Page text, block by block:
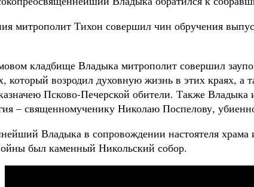
митрополит Тихон совершил чин обручения
кладбище Владыка митрополит совершил
который возродил духовную жизнь в этих краях,
Псково-Печерской обители. Также
– священномученику Николаю Поспелову,
Владыка в сопровождении настоятеля храма
был каменный Никольский собор.